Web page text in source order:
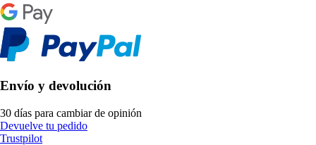
Envío y devolución
30 días para cambiar de opinión
Devuelve tu pedido
Trustpilot